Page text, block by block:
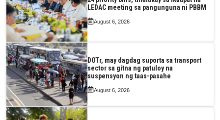
LEDAC meeting sa pangunguna ni PBBM
August 6, 2026
DOTr, may dagdag suporta sa transport
sector sa gitna ng patuloy na
suspensyon ng taas-pasahe
August 6, 2026